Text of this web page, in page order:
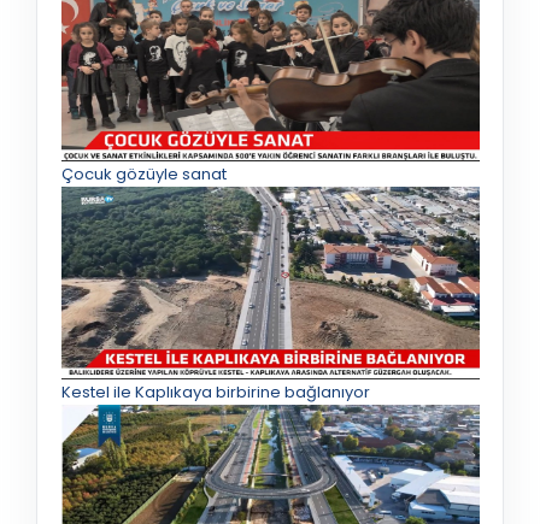
Çocuk gözüyle sanat
Kestel ile Kaplıkaya birbirine bağlanıyor